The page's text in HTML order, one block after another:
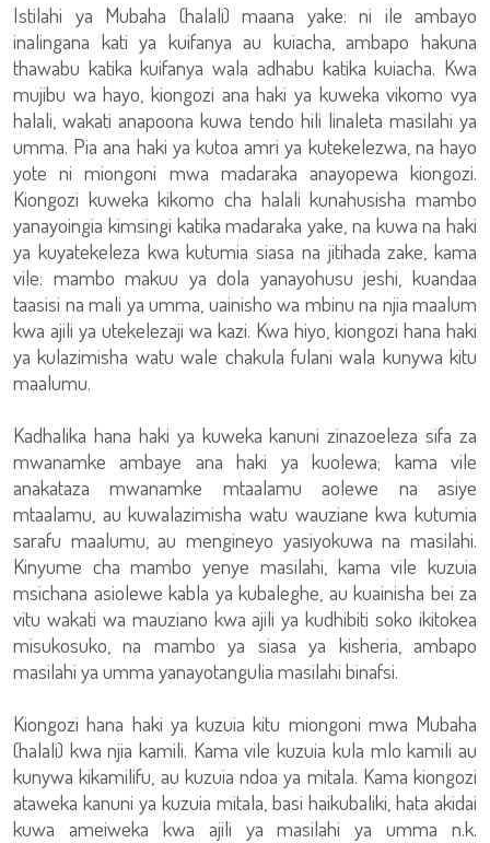
Istilahi ya Mubaha (halali) maana yake: ni ile ambayo
inalingana kati ya kuifanya au kuiacha, ambapo hakuna
thawabu katika kuifanya wala adhabu katika kuiacha. Kwa
mujibu wa hayo, kiongozi ana haki ya kuweka vikomo vya
halali, wakati anapoona kuwa tendo hili linaleta masilahi ya
umma. Pia ana haki ya kutoa amri ya kutekelezwa, na hayo
yote ni miongoni mwa madaraka anayopewa kiongozi.
Kiongozi kuweka kikomo cha halali kunahusisha mambo
yanayoingia kimsingi katika madaraka yake, na kuwa na haki
ya kuyatekeleza kwa kutumia siasa na jitihada zake, kama
vile: mambo makuu ya dola yanayohusu jeshi, kuandaa
taasisi na mali ya umma, uainisho wa mbinu na njia maalum
kwa ajili ya utekelezaji wa kazi. Kwa hiyo, kiongozi hana haki
ya kulazimisha watu wale chakula fulani wala kunywa kitu
maalumu.
Kadhalika hana haki ya kuweka kanuni zinazoeleza sifa za
mwanamke ambaye ana haki ya kuolewa; kama vile
anakataza mwanamke mtaalamu aolewe na asiye
mtaalamu, au kuwalazimisha watu wauziane kwa kutumia
sarafu maalumu, au mengineyo yasiyokuwa na masilahi.
Kinyume cha mambo yenye masilahi, kama vile kuzuia
msichana asiolewe kabla ya kubaleghe, au kuainisha bei za
vitu wakati wa mauziano kwa ajili ya kudhibiti soko ikitokea
misukosuko, na mambo ya siasa ya kisheria, ambapo
masilahi ya umma yanayotangulia masilahi binafsi.
Kiongozi hana haki ya kuzuia kitu miongoni mwa Mubaha
(halali) kwa njia kamili. Kama vile kuzuia kula mlo kamili au
kunywa kikamilifu, au kuzuia ndoa ya mitala. Kama kiongozi
ataweka kanuni ya kuzuia mitala, basi haikubaliki, hata akidai
kuwa ameiweka kwa ajili ya masilahi ya umma n.k.